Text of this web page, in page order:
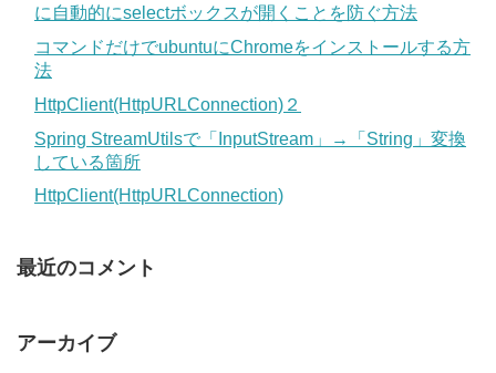
に自動的にselectボックスが開くことを防ぐ方法
コマンドだけでubuntuにChromeをインストールする方
法
HttpClient(HttpURLConnection)２
Spring StreamUtilsで「InputStream」→「String」変換
している箇所
HttpClient(HttpURLConnection)
最近のコメント
アーカイブ